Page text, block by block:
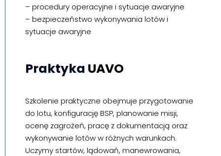
– procedury operacyjne i sytuacje awaryjne
– bezpieczeństwo wykonywania lotów i
sytuacje awaryjne
Praktyka UAVO
Szkolenie praktyczne obejmuje przygotowanie
do lotu, konfigurację BSP, planowanie misji,
ocenę zagrożeń, pracę z dokumentacją oraz
wykonywanie lotów w różnych warunkach.
Uczymy startów, lądowań, manewrowania,